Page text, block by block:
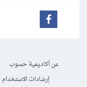
عن أكاديمية حسوب
إرشادات الاستخدام